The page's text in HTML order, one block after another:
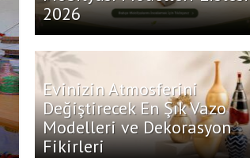
2026
Evinizin Atmosferini
Değiştirecek En Şık Vazo
Modelleri ve Dekorasyon
Fikirleri